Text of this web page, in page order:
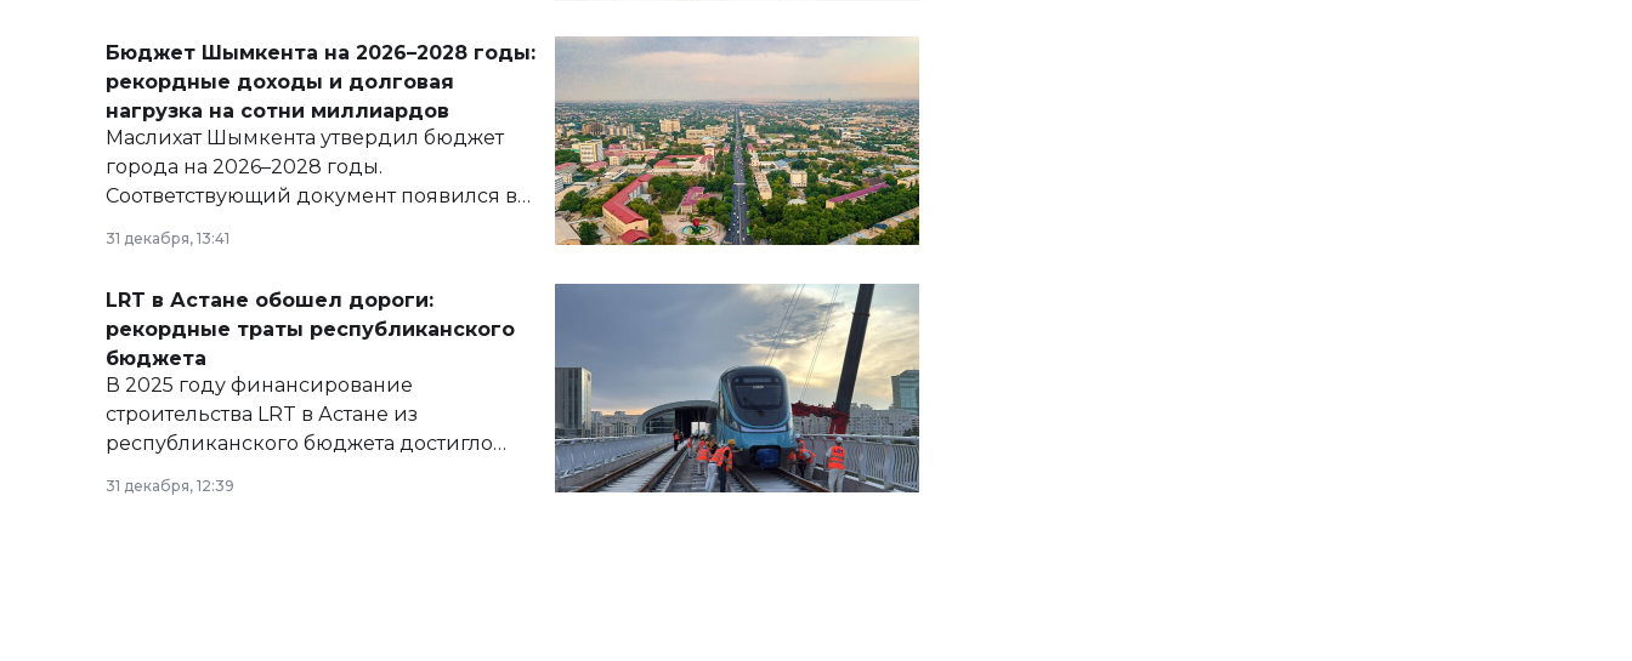
Бюджет Шымкента на 2026–2028 годы:
рекордные доходы и долговая
нагрузка на сотни миллиардов
Маслихат Шымкента утвердил бюджет
города на 2026–2028 годы.
Соответствующий документ появился в
базе нормативных правовых актов и на
сайте маслихат города.
31 декабря, 13:41
LRT в Астане обошел дороги:
рекордные траты республиканского
бюджета
В 2025 году финансирование
строительства LRT в Астане из
республиканского бюджета достигло
рекордных объемов.
31 декабря, 12:39